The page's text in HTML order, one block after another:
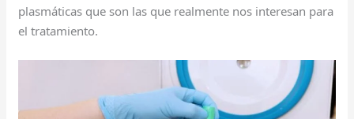
plasmáticas que son las que realmente nos interesan para
el tratamiento.